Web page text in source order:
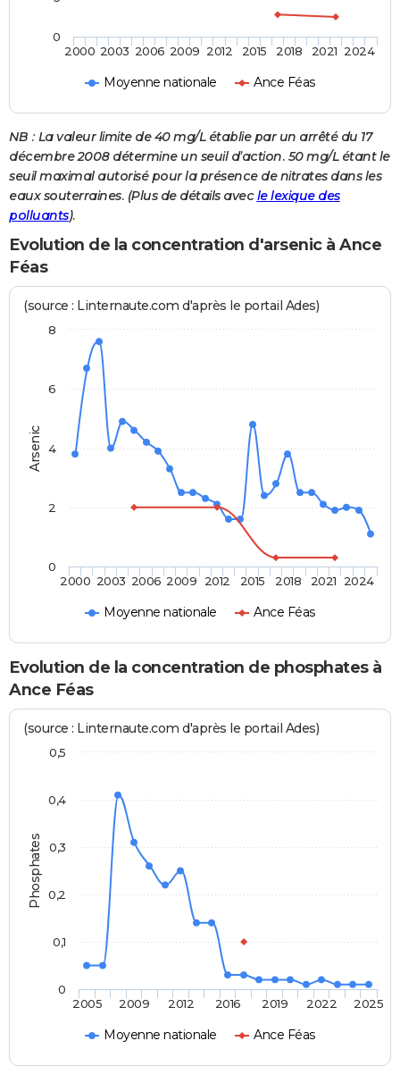
Moyenne nationale Ance Féas
2000 2003 2006 2009 2012 2015 2018 2021 2024
0
NB : La valeur limite de 40 mg/L établie par un arrêté du 17
décembre 2008 détermine un seuil d’action. 50 mg/L étant le
seuil maximal autorisé pour la présence de nitrates dans les
eaux souterraines. (Plus de détails avecle lexique des
polluants).
Evolution de la concentration d'arsenic à Ance
Féas
Arsenic
(source : Linternaute.com d'après le portail Ades)
Moyenne nationale Ance Féas
2000 2003 2006 2009 2012 2015 2018 2021 2024
0
2
4
6
8
Evolution de la concentration de phosphates à
Ance Féas
Phosphates
(source : Linternaute.com d'après le portail Ades)
Moyenne nationale Ance Féas
2005 2009 2012 2016 2019 2022 2025
0
0,1
0,2
0,3
0,4
0,5